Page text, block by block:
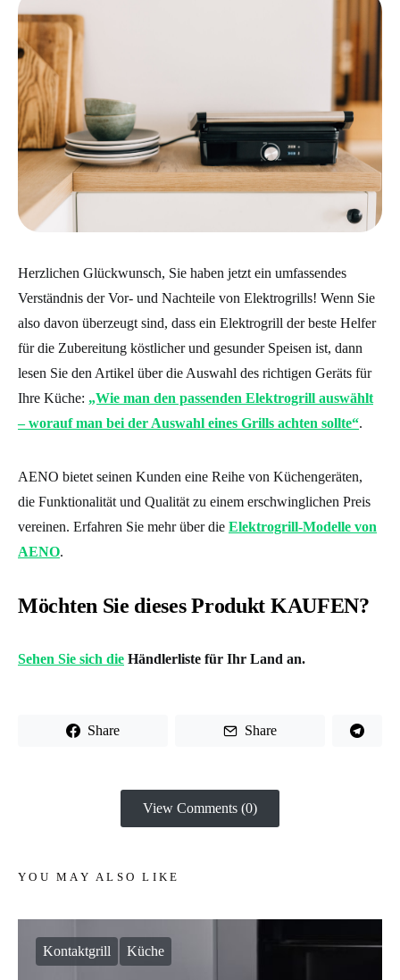
Herzlichen Glückwunsch, Sie haben jetzt ein umfassendes
Verständnis der Vor- und Nachteile von Elektrogrills! Wenn Sie
also davon überzeugt sind, dass ein Elektrogrill der beste Helfer
für die Zubereitung köstlicher und gesunder Speisen ist, dann
lesen Sie den Artikel über die Auswahl des richtigen Geräts für
Ihre Küche: „Wie man den passenden Elektrogrill auswählt
– worauf man bei der Auswahl eines Grills achten sollte“.
AENO bietet seinen Kunden eine Reihe von Küchengeräten,
die Funktionalität und Qualität zu einem erschwinglichen Preis
vereinen. Erfahren Sie mehr über die Elektrogrill-Modelle von
AENO.
Möchten Sie dieses Produkt KAUFEN?
Sehen Sie sich die Händlerliste für Ihr Land an.
Share Share
View Comments (0)
YOU MAY ALSO LIKE
Kontaktgrill Küche